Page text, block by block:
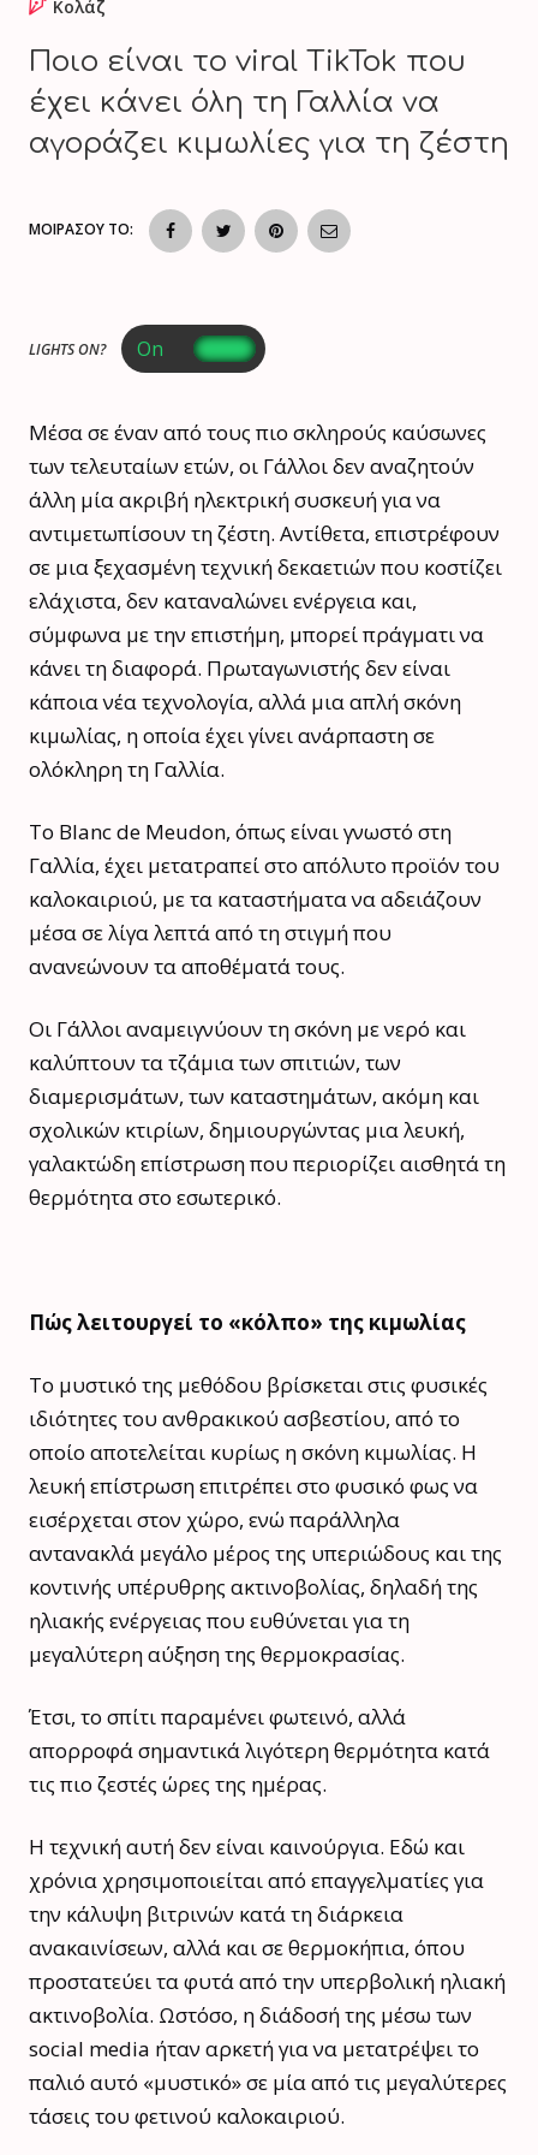
Κολάζ
Ποιο είναι το viral TikTok που
έχει κάνει όλη τη Γαλλία να
αγοράζει κιμωλίες για τη ζέστη
ΜΟΙΡΑΣΟΥ ΤΟ:
LIGHTS ON?
Μέσα σε έναν από τους πιο σκληρούς καύσωνες
των τελευταίων ετών, οι Γάλλοι δεν αναζητούν
άλλη μία ακριβή ηλεκτρική συσκευή για να
αντιμετωπίσουν τη ζέστη. Αντίθετα, επιστρέφουν
σε μια ξεχασμένη τεχνική δεκαετιών που κοστίζει
ελάχιστα, δεν καταναλώνει ενέργεια και,
σύμφωνα με την επιστήμη, μπορεί πράγματι να
κάνει τη διαφορά. Πρωταγωνιστής δεν είναι
κάποια νέα τεχνολογία, αλλά μια απλή σκόνη
κιμωλίας, η οποία έχει γίνει ανάρπαστη σε
ολόκληρη τη Γαλλία.
Το Blanc de Meudon, όπως είναι γνωστό στη
Γαλλία, έχει μετατραπεί στο απόλυτο προϊόν του
καλοκαιριού, με τα καταστήματα να αδειάζουν
μέσα σε λίγα λεπτά από τη στιγμή που
ανανεώνουν τα αποθέματά τους.
Οι Γάλλοι αναμειγνύουν τη σκόνη με νερό και
καλύπτουν τα τζάμια των σπιτιών, των
διαμερισμάτων, των καταστημάτων, ακόμη και
σχολικών κτιρίων, δημιουργώντας μια λευκή,
γαλακτώδη επίστρωση που περιορίζει αισθητά τη
θερμότητα στο εσωτερικό.
Πώς λειτουργεί το «κόλπο» της κιμωλίας
Το μυστικό της μεθόδου βρίσκεται στις φυσικές
ιδιότητες του ανθρακικού ασβεστίου, από το
οποίο αποτελείται κυρίως η σκόνη κιμωλίας. Η
λευκή επίστρωση επιτρέπει στο φυσικό φως να
εισέρχεται στον χώρο, ενώ παράλληλα
αντανακλά μεγάλο μέρος της υπεριώδους και της
κοντινής υπέρυθρης ακτινοβολίας, δηλαδή της
ηλιακής ενέργειας που ευθύνεται για τη
μεγαλύτερη αύξηση της θερμοκρασίας.
Έτσι, το σπίτι παραμένει φωτεινό, αλλά
απορροφά σημαντικά λιγότερη θερμότητα κατά
τις πιο ζεστές ώρες της ημέρας.
Η τεχνική αυτή δεν είναι καινούργια. Εδώ και
χρόνια χρησιμοποιείται από επαγγελματίες για
την κάλυψη βιτρινών κατά τη διάρκεια
ανακαινίσεων, αλλά και σε θερμοκήπια, όπου
προστατεύει τα φυτά από την υπερβολική ηλιακή
ακτινοβολία. Ωστόσο, η διάδοσή της μέσω των
social media ήταν αρκετή για να μετατρέψει το
παλιό αυτό «μυστικό» σε μία από τις μεγαλύτερες
τάσεις του φετινού καλοκαιριού.